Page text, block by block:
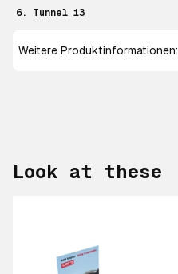
6. Tunnel 13
Weitere Produktinformationen:
Look at these